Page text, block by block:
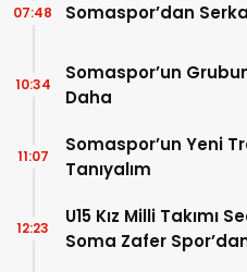
Somaspor’dan
07:48
Somaspor’un
Daha
10:34
Somaspor’un Yeni
Tanıyalım
11:07
U15 Kız Milli Takımı
Soma Zafer
12:23